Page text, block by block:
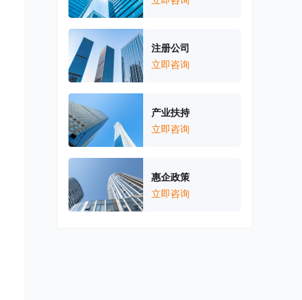
注册公司
立即咨询
产业扶持
立即咨询
惠企政策
立即咨询